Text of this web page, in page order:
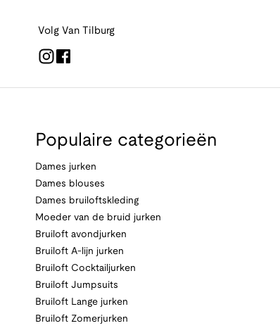
Volg Van Tilburg
Populaire categorieën
Dames jurken
Dames blouses
Dames bruiloftskleding
Moeder van de bruid jurken
Bruiloft avondjurken
Bruiloft A-lijn jurken
Bruiloft Cocktailjurken
Bruiloft Jumpsuits
Bruiloft Lange jurken
Bruiloft Zomerjurken